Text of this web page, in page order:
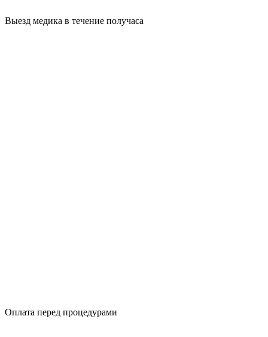
Выезд медика в течение получаса
Оплата перед процедурами